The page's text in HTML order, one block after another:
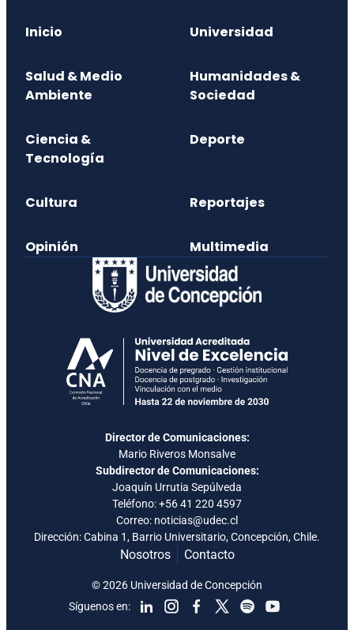
Inicio Universidad
Salud & Medio
Ambiente
Humanidades &
Sociedad
Ciencia &
Tecnología
Deporte
Cultura Reportajes
Opinión Multimedia
Director de Comunicaciones:
Mario Riveros Monsalve
Subdirector de Comunicaciones:
Joaquín Urrutia Sepúlveda
Teléfono:+56 41 220 4597
Correo: noticias@udec.cl
Dirección: Cabina 1, Barrio Universitario, Concepción, Chile.
Nosotros Contacto
Síguenos en:
© 2026 Universidad de Concepción